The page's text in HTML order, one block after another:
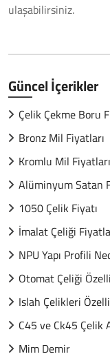
ulaşabilirsiniz.
Güncel İçerikler
Çelik Çekme Boru
Bronz Mil Fiyatları
Kromlu Mil Fiyatları
Alüminyum Satan
1050 Çelik Fiyatı
İmalat Çeliği
NPU Yapı Profili
Otomat Çeliği
Islah Çelikleri
C45 ve Ck45 Çelik
Mim Demir